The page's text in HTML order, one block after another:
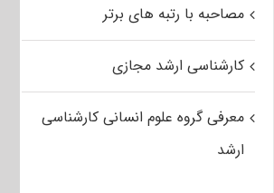
مصاحبه با رتبه های برتر
کارشناسی ارشد مجازی
معرفی گروه علوم انسانی کارشناسی
ارشد